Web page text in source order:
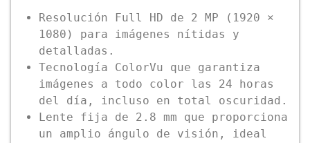
Resolución Full HD de 2 MP (1920 ×
1080) para imágenes nítidas y
detalladas.
Tecnología ColorVu que garantiza
imágenes a todo color las 24 horas
del día, incluso en total oscuridad.
Lente fija de 2.8 mm que proporciona
un amplio ángulo de visión, ideal